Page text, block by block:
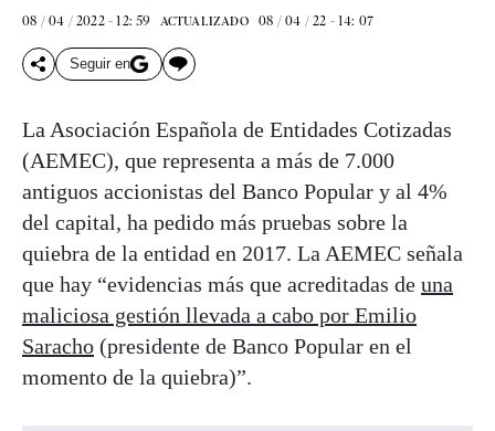
08 / 04 / 2022 - 12: 59 ACTUALIZADO 08 / 04 / 22 - 14: 07
Seguir en
La Asociación Española de Entidades Cotizadas
(AEMEC), que representa a más de 7.000
antiguos accionistas del Banco Popular y al 4%
del capital, ha pedido más pruebas sobre la
quiebra de la entidad en 2017. La AEMEC señala
que hay “evidencias más que acreditadas de una
maliciosa gestión llevada a cabo por Emilio
Saracho (presidente de Banco Popular en el
momento de la quiebra)”.